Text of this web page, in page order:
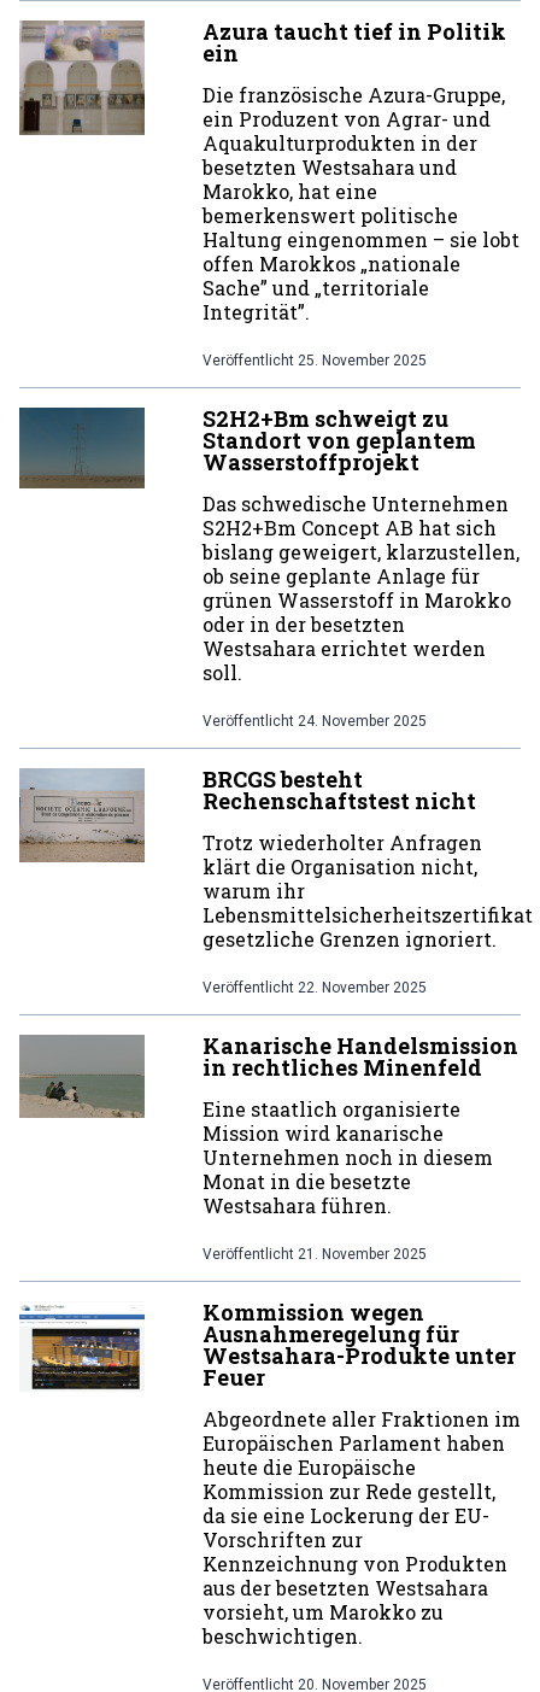
Azura taucht tief in Politik
ein
Die französische Azura-Gruppe,
ein Produzent von Agrar- und
Aquakulturprodukten in der
besetzten Westsahara und
Marokko, hat eine
bemerkenswert politische
Haltung eingenommen – sie lobt
offen Marokkos „nationale
Sache” und „territoriale
Integrität”.
Veröffentlicht 25. November 2025
S2H2+Bm schweigt zu
Standort von geplantem
Wasserstoffprojekt
Das schwedische Unternehmen
S2H2+Bm Concept AB hat sich
bislang geweigert, klarzustellen,
ob seine geplante Anlage für
grünen Wasserstoff in Marokko
oder in der besetzten
Westsahara errichtet werden
soll.
Veröffentlicht 24. November 2025
BRCGS besteht
Rechenschaftstest nicht
Trotz wiederholter Anfragen
klärt die Organisation nicht,
warum ihr
Lebensmittelsicherheitszertifikat
gesetzliche Grenzen ignoriert.
Veröffentlicht 22. November 2025
Kanarische Handelsmission
in rechtliches Minenfeld
Eine staatlich organisierte
Mission wird kanarische
Unternehmen noch in diesem
Monat in die besetzte
Westsahara führen.
Veröffentlicht 21. November 2025
Kommission wegen
Ausnahmeregelung für
Westsahara-Produkte unter
Feuer
Abgeordnete aller Fraktionen im
Europäischen Parlament haben
heute die Europäische
Kommission zur Rede gestellt,
da sie eine Lockerung der EU-
Vorschriften zur
Kennzeichnung von Produkten
aus der besetzten Westsahara
vorsieht, um Marokko zu
beschwichtigen.
Veröffentlicht 20. November 2025